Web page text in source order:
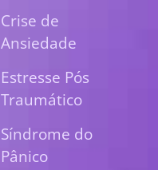
Crise de
Ansiedade
Estresse Pós
Traumático
Síndrome do
Pânico